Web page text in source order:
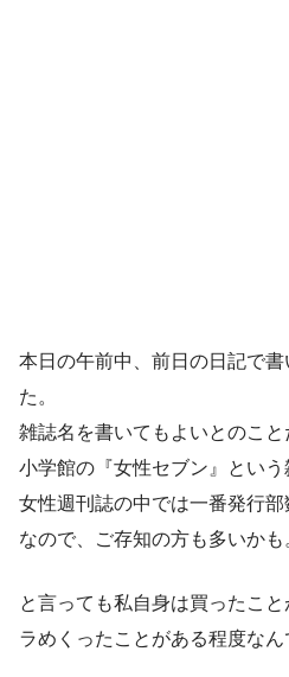
本日の午前中、前日の日記で
た。
雑誌名を書いてもよいとのこと
小学館の『女性セブン』という
女性週刊誌の中では一番発行
なので、ご存知の方も多いかも。
と言っても私自身は買ったこ
ラめくったことがある程度なん